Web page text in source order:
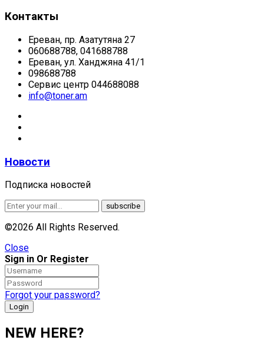
Контакты
Ереван, пр. Азатутяна 27
060688788, 041688788
Ереван, ул. Ханджяна 41/1
098688788
Сервис центр 044688088
info@toner.am
Новости
Подписка новостей
©2026 All Rights Reserved.
Close
Sign in Or Register
Forgot your password?
NEW HERE?